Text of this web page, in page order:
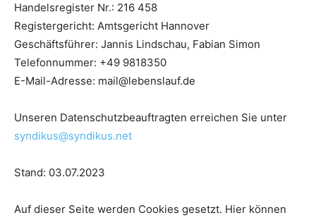
Handelsregister Nr.: 216 458
Registergericht: Amtsgericht Hannover
Geschäftsführer: Jannis Lindschau, Fabian Simon
Telefonnummer: +49 9818350
E-Mail-Adresse: mail@lebenslauf.de
Unseren Datenschutzbeauftragten erreichen Sie unter
syndikus@syndikus.net
Stand: 03.07.2023
Auf dieser Seite werden Cookies gesetzt. Hier können